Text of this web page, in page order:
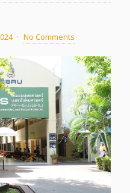
· No Comments